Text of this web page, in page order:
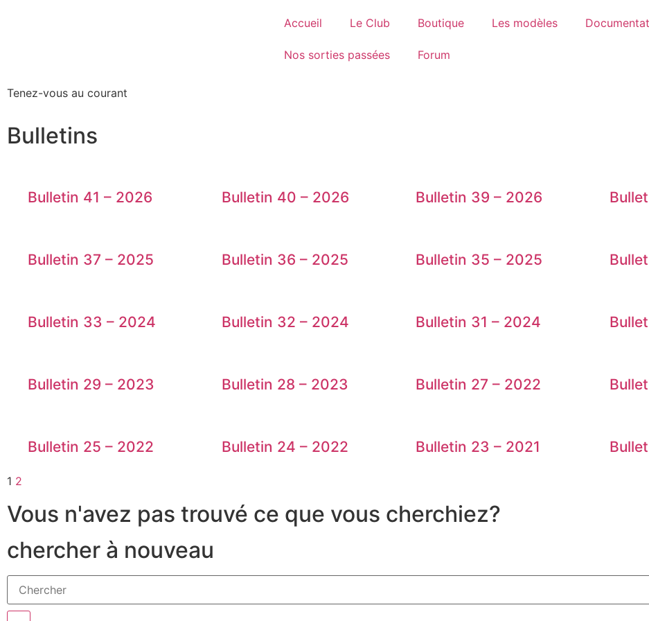
Accueil Le Club Boutique Les modèles
Nos sorties passées Forum
Tenez-vous au courant
Bulletins
Bulletin 41 – 2026 Bulletin 40 – 2026 Bulletin 39 – 2026
Bulletin 37 – 2025 Bulletin 36 – 2025 Bulletin 35 – 2025
Bulletin 33 – 2024 Bulletin 32 – 2024 Bulletin 31 – 2024
Bulletin 29 – 2023 Bulletin 28 – 2023 Bulletin 27 – 2022
Bulletin 25 – 2022 Bulletin 24 – 2022 Bulletin 23 – 2021
1 2
Vous n'avez pas trouvé ce que vous cherchiez?
chercher à nouveau